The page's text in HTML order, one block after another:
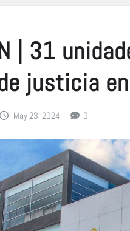
| 31
justicia
May 23, 2024 0